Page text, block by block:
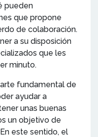
pueden
que propone
de colaboración.
a su disposición
que les
minuto.
fundamental de
ayudar a
unas buenas
un objetivo de
este sentido, el